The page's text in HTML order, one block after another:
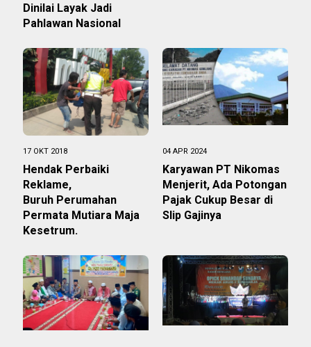
Dinilai Layak Jadi
Pahlawan Nasional
17 OKT 2018
Hendak Perbaiki
Reklame,
Buruh Perumahan
Permata Mutiara Maja
Kesetrum.
04 APR 2024
Karyawan PT Nikomas
Menjerit, Ada Potongan
Pajak Cukup Besar di
Slip Gajinya